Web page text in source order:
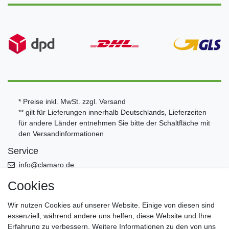
* Preise inkl. MwSt. zzgl. Versand
** gilt für Lieferungen innerhalb Deutschlands, Lieferzeiten
für andere Länder entnehmen Sie bitte der Schaltfläche mit
den Versandinformationen
Service
info@clamaro.de
+49 (0)5956 - 9892870
Öffnungszeiten Büro Mo. bis Fr. von 8:00-13:00 - Werksverkauf
nach Termin
Cookies
Wir nutzen Cookies auf unserer Website. Einige von diesen sind
essenziell, während andere uns helfen, diese Website und Ihre
Erfahrung zu verbessern. Weitere Informationen zu den von uns